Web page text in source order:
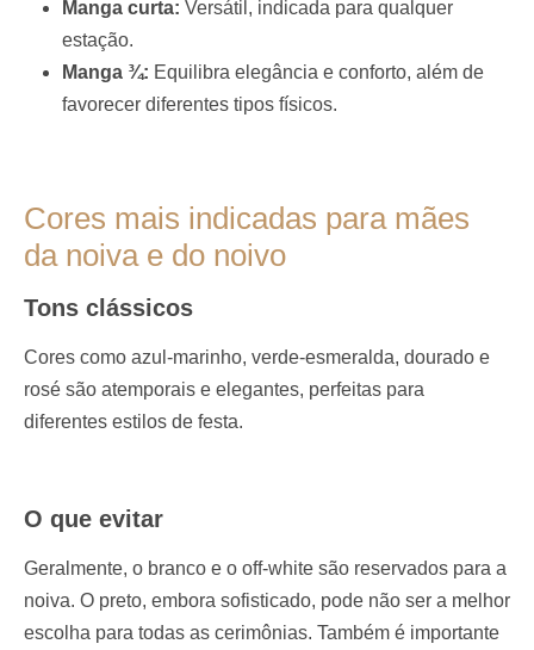
Manga curta: Versátil, indicada para qualquer
estação.
Manga ¾: Equilibra elegância e conforto, além de
favorecer diferentes tipos físicos.
Cores mais indicadas para mães
da noiva e do noivo
Tons clássicos
Cores como azul-marinho, verde-esmeralda, dourado e
rosé são atemporais e elegantes, perfeitas para
diferentes estilos de festa.
O que evitar
Geralmente, o branco e o off-white são reservados para a
noiva. O preto, embora sofisticado, pode não ser a melhor
escolha para todas as cerimônias. Também é importante